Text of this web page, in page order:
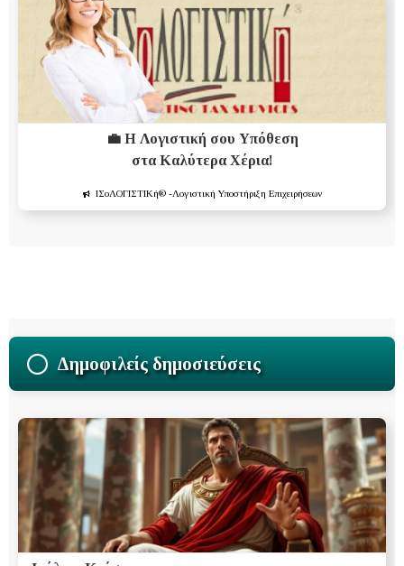
💼 Η Λογιστική σου Υπόθεση
στα Καλύτερα Χέρια!
ΙΣοΛΟΓΙΣΤΙΚή®-Λογιστική Υποστήριξη Επιχειρήσεων
Δημοφιλείς δημοσιεύσεις